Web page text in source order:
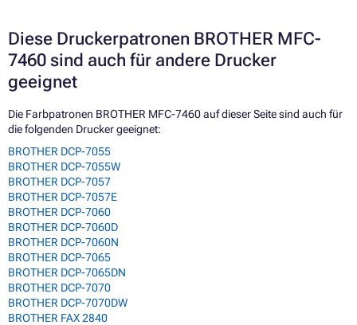
Diese Druckerpatronen BROTHER MFC-
7460 sind auch für andere Drucker
geeignet
Die Farbpatronen BROTHER MFC-7460 auf dieser Seite sind auch für
die folgenden Drucker geeignet:
BROTHER DCP-7055
BROTHER DCP-7055W
BROTHER DCP-7057
BROTHER DCP-7057E
BROTHER DCP-7060
BROTHER DCP-7060D
BROTHER DCP-7060N
BROTHER DCP-7065
BROTHER DCP-7065DN
BROTHER DCP-7070
BROTHER DCP-7070DW
BROTHER FAX 2840